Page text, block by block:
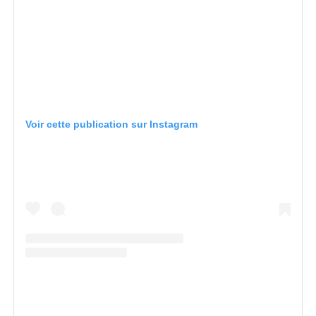
Voir cette publication sur Instagram